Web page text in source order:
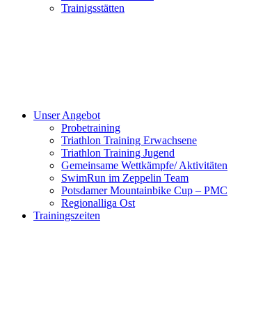
Trainigsstätten
Unser Angebot
Probetraining
Triathlon Training Erwachsene
Triathlon Training Jugend
Gemeinsame Wettkämpfe/ Aktivitäten
SwimRun im Zeppelin Team
Potsdamer Mountainbike Cup – PMC
Regionalliga Ost
Trainingszeiten